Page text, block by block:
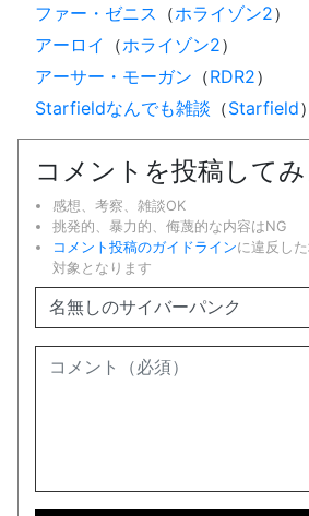
ファー・ゼニス （ホライゾン2）
アーロイ
（ホライゾン2）
アーサー・モーガン （RDR2）
Starfieldなんでも雑談 （Starfield）
コメントを投稿してみ
感想、考察、雑談OK
挑発的、暴力的、侮蔑的な内容はNG
コメント投稿のガイドラインに違反し
対象となります